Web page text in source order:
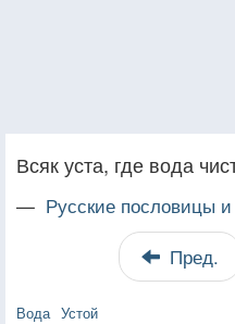
Всяк уста, где вода
— Русские пословицы и
Пред.
Вода Устой